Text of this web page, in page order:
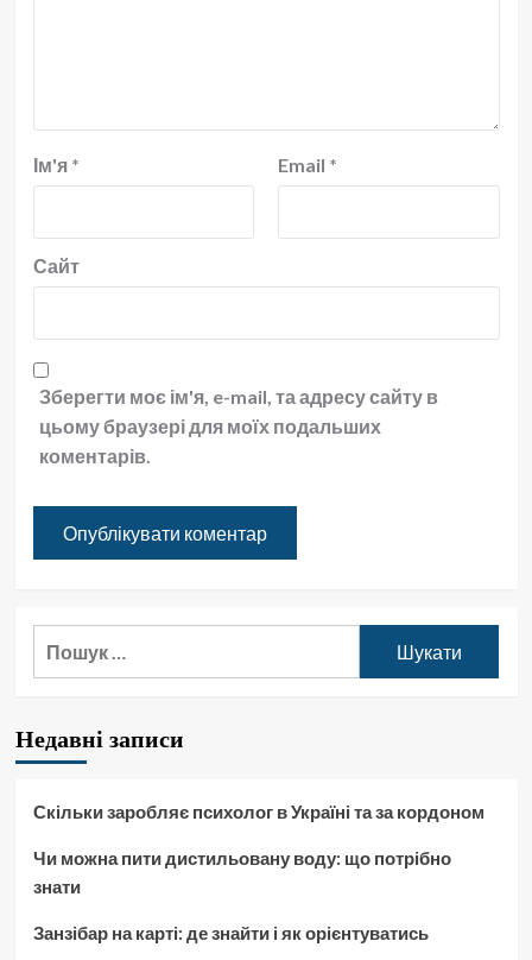
Ім'я * Email *
Сайт
Зберегти моє ім'я, e-mail, та адресу сайту в
цьому браузері для моїх подальших
коментарів.
Недавні записи
Скільки заробляє психолог в Україні та за кордоном
Чи можна пити дистильовану воду: що потрібно
знати
Занзібар на карті: де знайти і як орієнтуватись